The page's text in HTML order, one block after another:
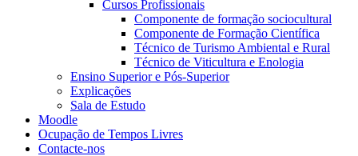
Cursos Profissionais
Componente de formação sociocultural
Componente de Formação Científica
Técnico de Turismo Ambiental e Rural
Técnico de Viticultura e Enologia
Ensino Superior e Pós-Superior
Explicações
Sala de Estudo
Moodle
Ocupação de Tempos Livres
Contacte-nos